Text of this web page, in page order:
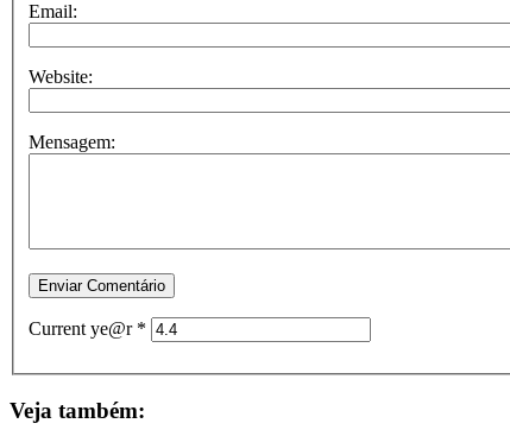
Email:
Website:
Mensagem:
Current ye@r *
Veja também: